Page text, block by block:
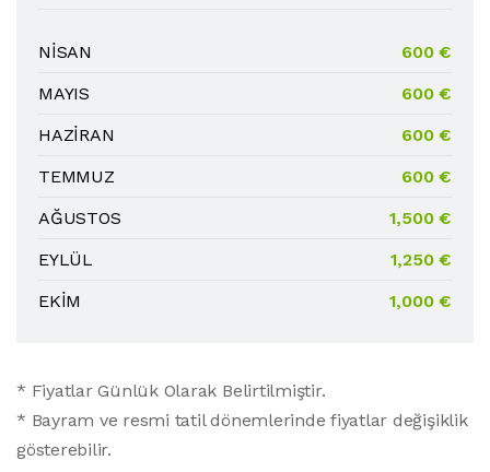
NİSAN
600 €
MAYIS
600 €
HAZİRAN
600 €
TEMMUZ
600 €
AĞUSTOS
1,500 €
EYLÜL
1,250 €
EKİM
1,000 €
* Fiyatlar Günlük Olarak Belirtilmiştir.
* Bayram ve resmi tatil dönemlerinde fiyatlar değişiklik
gösterebilir.